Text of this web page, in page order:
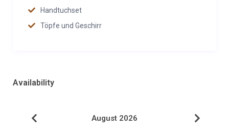
Handtuchset
Töpfe und Geschirr
Availability
August 2026